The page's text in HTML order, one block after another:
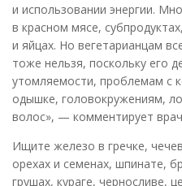
и использовании энергии.
в красном мясе,
и яйцах. Но вегетарианцам
тоже нельзя, поскольку его
утомляемости, проблемам с
одышке, головокружениям,
волос», — комментирует
Ищите железо в гречке,
орехах и семенах, шпинате,
грушах, кураге, черносливе,